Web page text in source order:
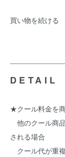
買い物を続ける
DETAIL
★クール料金を
他のクール商
される場合
クール代が重